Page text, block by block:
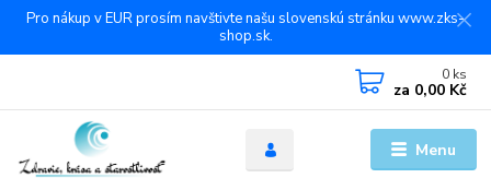
Pro nákup v EUR prosím navštivte našu slovenskú stránku www.zks-
shop.sk.
Menu
0 ks
za 0,00 Kč